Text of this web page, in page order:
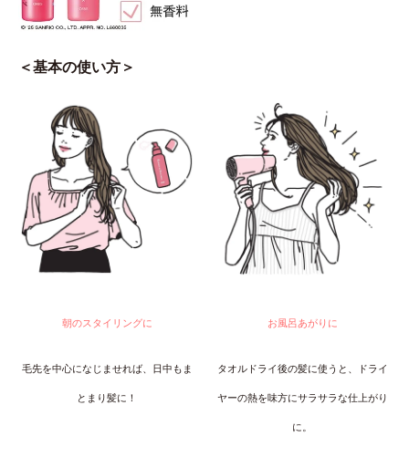
＜基本の使い方＞
朝のスタイリングに
毛先を中心になじませれば、日中もま
とまり髪に！
お風呂あがりに
タオルドライ後の髪に使うと、ドライ
ヤーの熱を味方にサラサラな仕上がり
に。